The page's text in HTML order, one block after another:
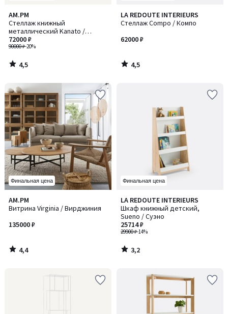
AM.PM
Стеллаж книжный
металлический Kanato /
Канато
90000 ₽-20%
72000 ₽
4,5
/ 5
4,5
/
LA REDOUTE INTERIEURS
Стеллаж Compo / Компо
62000 ₽
4,5
/ 5
4,5
/
Финальная цена
AM.PM
Витрина Virginia / Вирджиния
135000 ₽
4,4
/ 5
4,4
/
Финальная цена
LA REDOUTE INTERIEURS
Шкаф книжный детский,
Sueno / Суэно
29900 ₽-14%
25714 ₽
3,2
/ 5
3,2
/